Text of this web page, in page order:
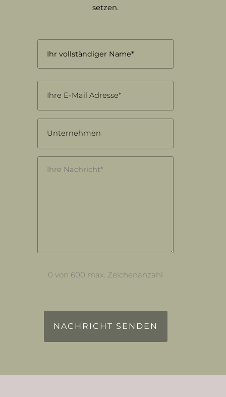
setzen.
(erforderlich)
(erforderlich)
0 von 600 max. Zeichenanzahl